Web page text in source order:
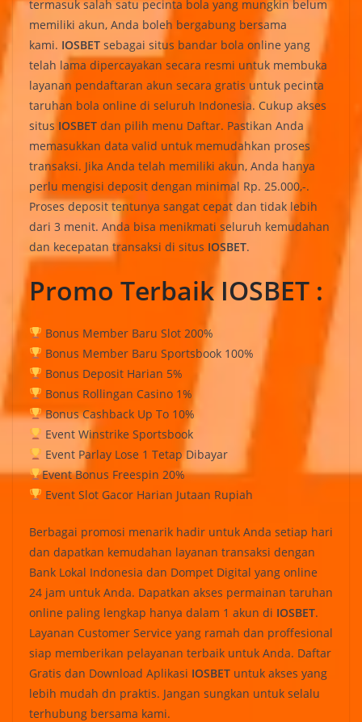
termasuk salah satu pecinta bola yang mungkin belum
memiliki akun, Anda boleh bergabung bersama
kami. IOSBET sebagai situs bandar bola online yang
telah lama dipercayakan secara resmi untuk membuka
layanan pendaftaran akun secara gratis untuk pecinta
taruhan bola online di seluruh Indonesia. Cukup akses
situs IOSBET dan pilih menu Daftar. Pastikan Anda
memasukkan data valid untuk memudahkan proses
transaksi. Jika Anda telah memiliki akun, Anda hanya
perlu mengisi deposit dengan minimal Rp. 25.000,-.
Proses deposit tentunya sangat cepat dan tidak lebih
dari 3 menit. Anda bisa menikmati seluruh kemudahan
dan kecepatan transaksi di situs IOSBET.
Promo Terbaik IOSBET :
Bonus Member Baru Slot 200%
Bonus Member Baru Sportsbook 100%
Bonus Deposit Harian 5%
Bonus Rollingan Casino 1%
Bonus Cashback Up To 10%
Event Winstrike Sportsbook
Event Parlay Lose 1 Tetap Dibayar
Event Bonus Freespin 20%
Event Slot Gacor Harian Jutaan Rupiah
Berbagai promosi menarik hadir untuk Anda setiap hari
dan dapatkan kemudahan layanan transaksi dengan
Bank Lokal Indonesia dan Dompet Digital yang online
24 jam untuk Anda. Dapatkan akses permainan taruhan
online paling lengkap hanya dalam 1 akun di IOSBET.
Layanan Customer Service yang ramah dan proffesional
siap memberikan pelayanan terbaik untuk Anda. Daftar
Gratis dan Download Aplikasi IOSBET untuk akses yang
lebih mudah dn praktis. Jangan sungkan untuk selalu
terhubung bersama kami.